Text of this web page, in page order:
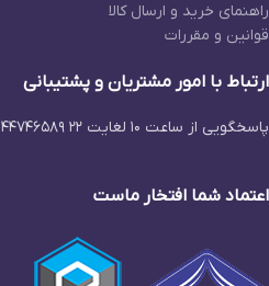
راهنمای خرید و ارسال کالا
قوانین و مقررات
ارتباط با امور مشتریان و پشتیبانی
پاسخگویی از ساعت ۱۰ لغایت ۲۲ ۴۴۷۴۶۵۸۹(۰۲۱)
اعتماد شما افتخار ماست